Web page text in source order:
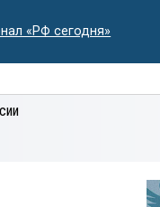
«РФ сегодня»
Деловая